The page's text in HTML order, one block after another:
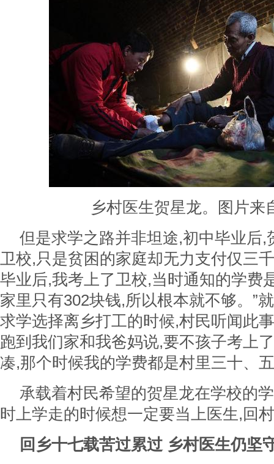
乡村医生贺星龙。图片来
但是求学之路并非坦途,初中毕业后,
卫校,只是贫困的家庭却无力支付仅三
毕业后,我考上了卫校,当时通知的学费
家里只有302块钱,所以根本就不够。”
求学选择离乡打工的时候,村民听闻此
跑到我们家和我爸妈说,要不孩子考上
凑,那个时候我的学费都是村里三十、
承载着村民希望的贺星龙在学校的
时上学走的时候想一定要当上医生,回
回乡十七载苦过累过 乡村医生仍坚